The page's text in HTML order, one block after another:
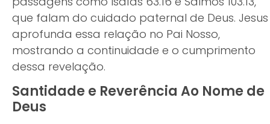
que falam do cuidado paternal de Deus. Jesus
aprofunda essa relação no Pai Nosso,
mostrando a continuidade e o cumprimento
dessa revelação.
Santidade e Reverência Ao Nome de
Deus